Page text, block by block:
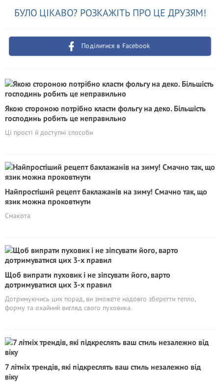
БУЛО ЦІКАВО? РОЗКАЖІТЬ ПРО ЦЕ ДРУЗЯМ!
Поділитися в Facebook
Якою стороною потрібно класти фольгу на деко. Більшість
господинь робить це неправильно
Ці прості й доступні способи
Найпростіший рецепт баклажанів на зиму! Смачно так, що
язик можна проковтнути
Смакота
Щоб випрати пуховик і не зіпсувати його, варто
дотримуватися цих 3-х правил
Дотримуючись цих порад, ви зможете надовго зберегти тепло,
форму та охайний вигляд свого пуховика.
7 літніх трендів, які підкреслять ваш стиль незалежно від
віку